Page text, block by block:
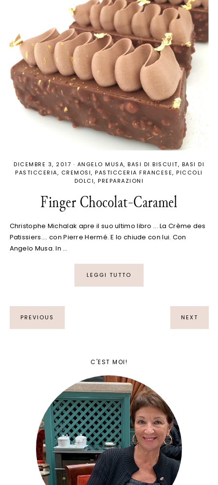
DICEMBRE 3, 2017 · ANGELO MUSA BASI DI BISCUIT
BASI DI
PASTICCERIA
CREMOSI PASTICCERIA FRANCESE PICCOLI
DOLCI PREPARAZIONI
Finger Chocolat-Caramel
Christophe Michalak apre il suo ultimo libro ... La Crème des
Patissiers.... con Pierre Hermé. E lo chiude con lui. Con
Angelo Musa. In …
LEGGI TUTTO
PREVIOUS NEXT
C'EST MOI!